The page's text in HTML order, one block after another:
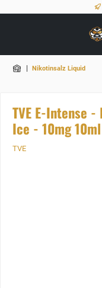
| Nikotinsalz Liquid
TVE E-Intense
Ice - 10mg
TVE